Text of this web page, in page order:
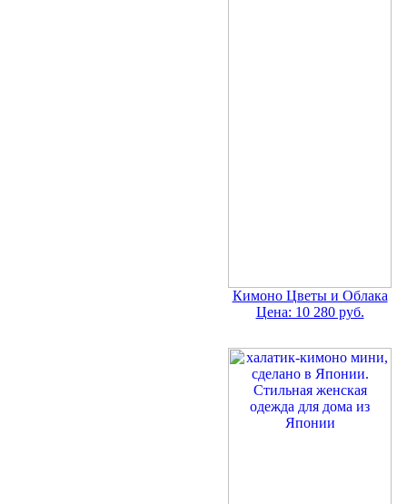
Кимоно Цветы и Облака
Цена: 10 280 руб.